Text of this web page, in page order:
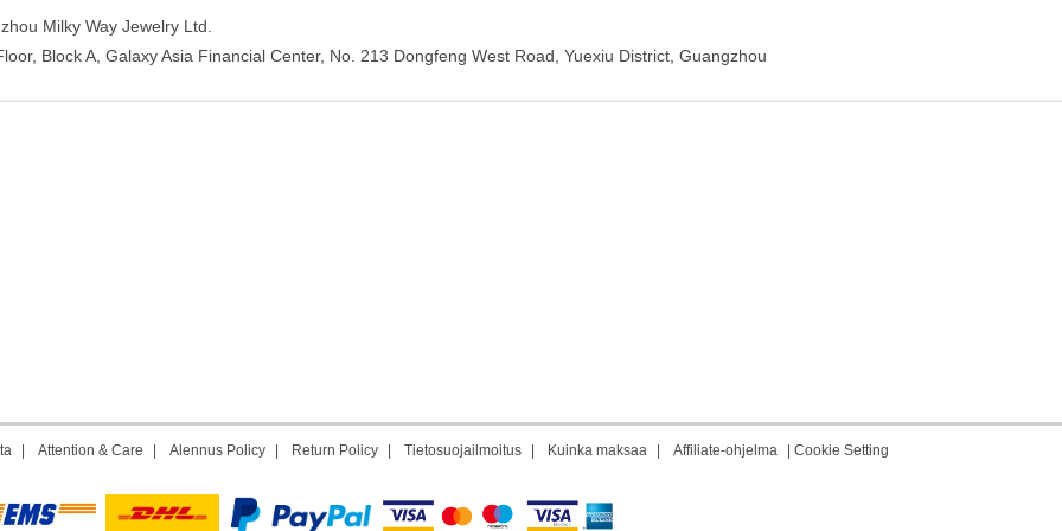
Milky Way Jewelry Ltd.
Block A, Galaxy Asia Financial Center, No. 213 Dongfeng West Road, Yuexiu District, Guangzhou
Attention & Care Alennus Policy Return Policy Tietosuojailmoitus Kuinka maksaa Affiliate-ohjelma Cookie Setting